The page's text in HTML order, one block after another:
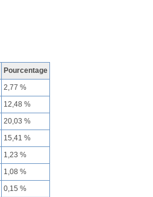
Pourcentage
2,77 %
12,48 %
20,03 %
15,41 %
1,23 %
1,08 %
0,15 %